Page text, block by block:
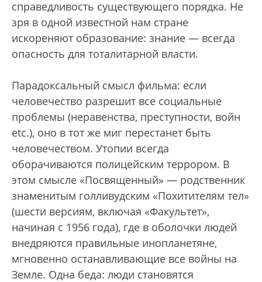
справедливость существующего порядка. Не
зря в одной известной нам стране
искореняют образование: знание — всегда
опасность для тоталитарной власти.
Парадоксальный смысл фильма: если
человечество разрешит все социальные
проблемы (неравенства, преступности, войн
etc.), оно в тот же миг перестанет быть
человечеством. Утопии всегда
оборачиваются полицейским террором. В
этом смысле «Посвященный» — родственник
знаменитым голливудским «Похитителям тел»
(шести версиям, включая «Факультет»,
начиная с 1956 года), где в оболочки людей
внедряются правильные инопланетяне,
мгновенно останавливающие все войны на
Земле. Одна беда: люди становятся